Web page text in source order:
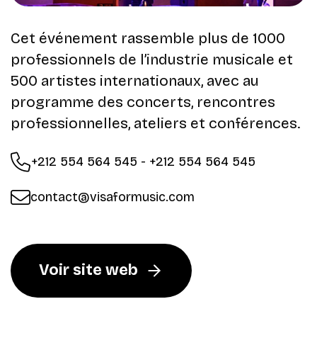
Cet événement rassemble plus de 1000
professionnels de l’industrie musicale et
500 artistes internationaux, avec au
programme des concerts, rencontres
professionnelles, ateliers et conférences.
+212 554 564 545 - +212 554 564 545
contact@visaformusic.com
Voir site web